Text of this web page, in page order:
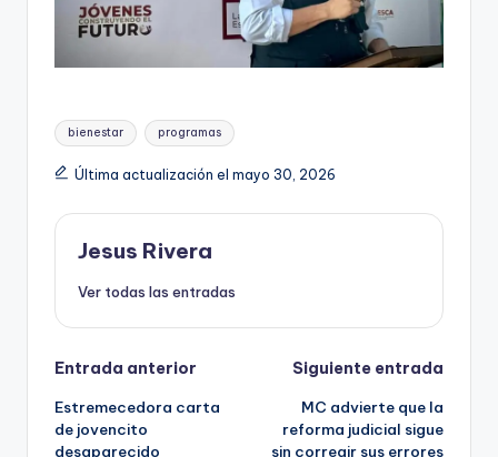
Etiquetas:
bienestar programas
Última actualización el mayo 30, 2026
Jesus Rivera
Ver todas las entradas
Navegación
de
Entrada anterior
Estremecedora carta
de jovencito
desaparecido
Siguiente entrada
MC advierte que la
reforma judicial sigue
sin corregir sus errores